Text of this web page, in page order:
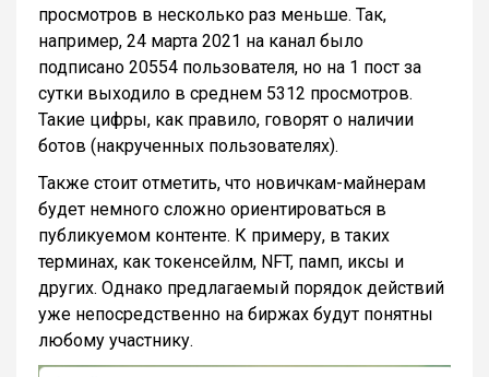
просмотров в несколько раз меньше. Так,
например, 24 марта 2021 на канал было
подписано 20554 пользователя, но на 1 пост за
сутки выходило в среднем 5312 просмотров.
Такие цифры, как правило, говорят о наличии
ботов (накрученных пользователях).
Также стоит отметить, что новичкам-майнерам
будет немного сложно ориентироваться в
публикуемом контенте. К примеру, в таких
терминах, как токенсейлм, NFT, памп, иксы и
других. Однако предлагаемый порядок действий
уже непосредственно на биржах будут понятны
любому участнику.